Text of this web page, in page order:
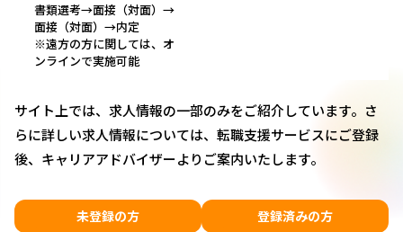
書類選考→面接（対面）→
面接（対面）→内定
※遠方の方に関しては、オ
ンラインで実施可能
サイト上では、求人情報の一部のみをご紹介しています。さ
らに詳しい求人情報については、転職支援サービスにご登録
後、キャリアアドバイザーよりご案内いたします。
未登録の方 登録済みの方